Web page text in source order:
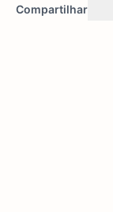
Compartilhar